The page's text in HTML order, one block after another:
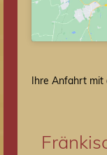
Ihre An­fahrt mit